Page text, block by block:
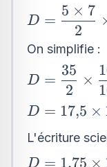
10^{ -
D =
2
5 × 7
On simplifie :
{2}\times
{10^{7}}
D =
2
35
×
1
1
10^{ - 4}
D = 17,5 ×
L'écriture
D = 1,75 ×